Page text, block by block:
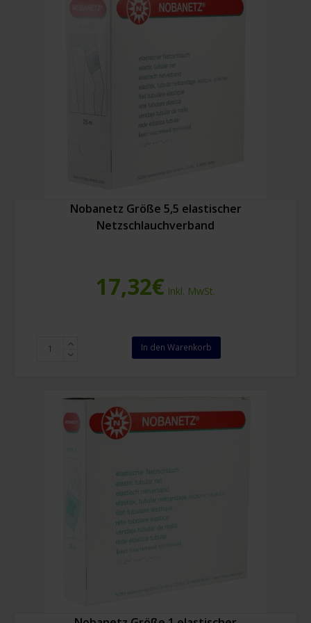
Nobanetz Größe 5,5 elastischer
Netzschlauchverband
17,32€ Inkl. MwSt.
Nobanetz
Netzschlauchverband
Menge
In den Warenkorb